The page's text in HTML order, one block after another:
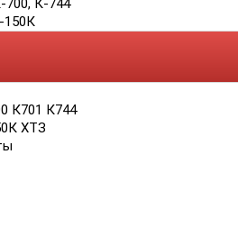
700, К-744
150К
К701 К744
ХТЗ